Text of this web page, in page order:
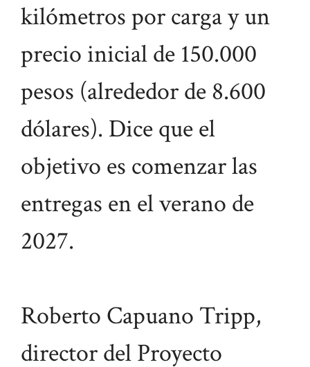
kilómetros por carga y un
precio inicial de 150.000
pesos (alrededor de 8.600
dólares). Dice que el
objetivo es comenzar las
entregas en el verano de
2027.
Roberto Capuano Tripp,
director del Proyecto